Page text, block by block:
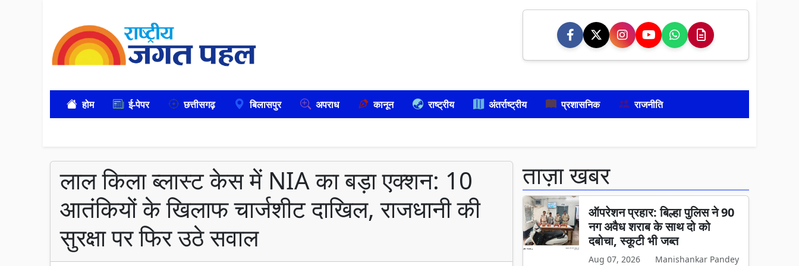
होम ई-पेपर छत्तीसगढ़ बिलासपुर अपराध कानून राष्ट्रीय अंतर्राष्ट्रीय प्रशासनिक राजनीति
लाल किला ब्लास्ट केस में NIA का बड़ा एक्शन: 10
आतंकियों के खिलाफ चार्जशीट दाखिल, राजधानी की
सुरक्षा पर फिर उठे सवाल
ताज़ा खबर
ऑपरेशन प्रहार: बिल्हा पुलिस ने 90
नग अवैध शराब के साथ दो को
दबोचा, स्कूटी भी जब्त
Aug 07, 2026 Manishankar Pandey